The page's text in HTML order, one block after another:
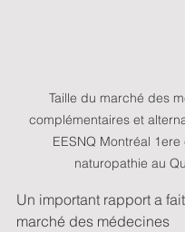
Taille du marché des
complémentaires et
EESNQ Montréal
naturopathie au
Un important rapport a
marché des médecines